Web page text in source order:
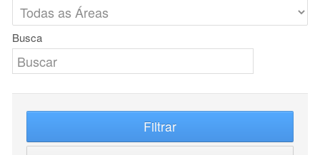
Busca
Filtrar